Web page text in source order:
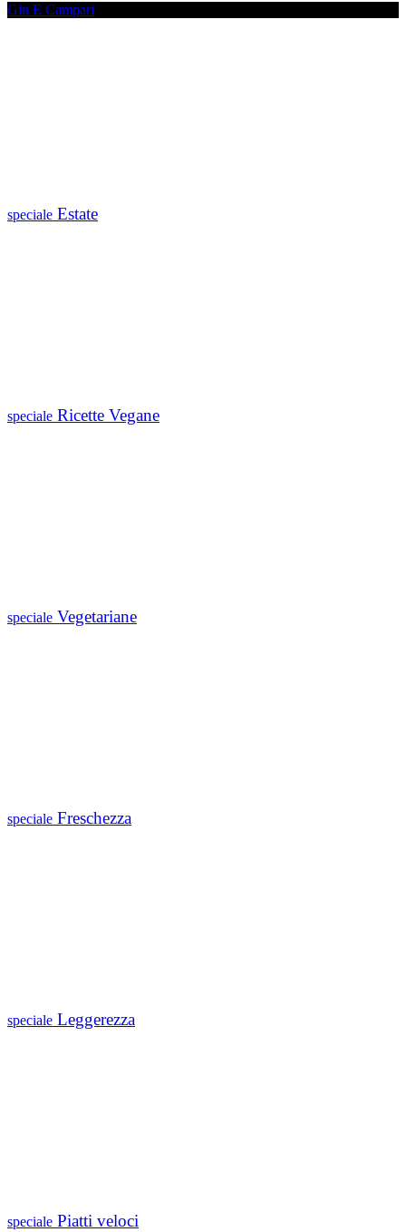
Gin E Campari
speciale Estate
speciale Ricette Vegane
speciale Vegetariane
speciale Freschezza
speciale Leggerezza
speciale Piatti veloci